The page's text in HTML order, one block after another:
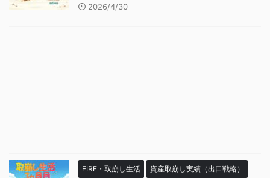
2026/4/30
FIRE・取崩し生活 資産取崩し実績（出口戦略）